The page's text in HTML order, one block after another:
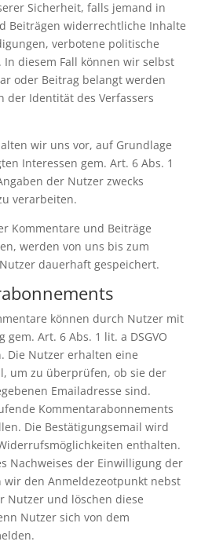
Sicherheit, falls jemand in
Beiträgen widerrechtliche Inhalte
verbotene politische
In diesem Fall können wir selbst
oder Beitrag belangt werden
der Identität des Verfassers
wir uns vor, auf Grundlage
Interessen gem. Art. 6 Abs. 1
der Nutzer zwecks
verarbeiten.
Kommentare und Beiträge
werden von uns bis zum
dauerhaft gespeichert.
können durch Nutzer mit
Art. 6 Abs. 1 lit. a DSGVO
Die Nutzer erhalten eine
um zu überprüfen, ob sie der
Emailadresse sind.
Kommentarabonnements
Die Bestätigungsemail wird
enthalten.
Nachweises der Einwilligung der
wir den Anmeldezeotpunkt nebst
Nutzer und löschen diese
Nutzer sich von dem